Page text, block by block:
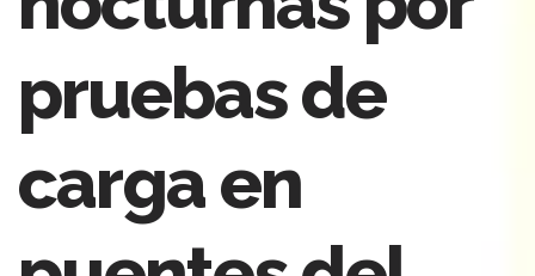
pruebas de
carga en